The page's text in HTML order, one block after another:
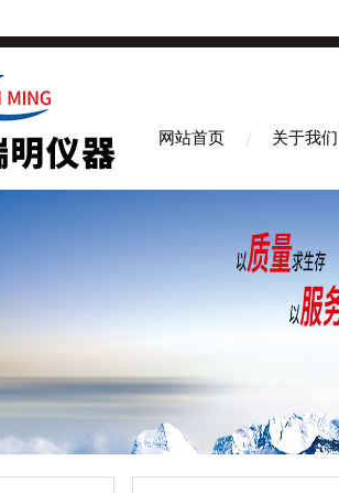
网站首页 关于我们